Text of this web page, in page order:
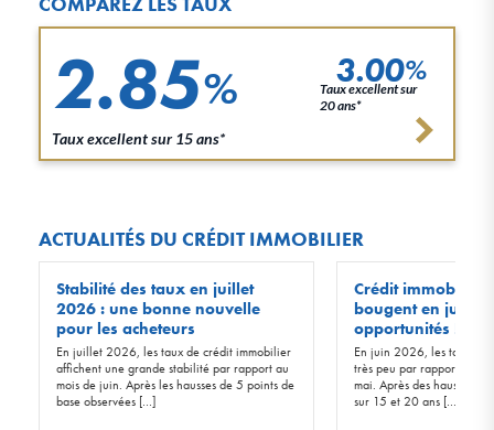
2.85%
Taux excellent sur 15 ans*
3.00%
Taux excellent sur
20 ans*
ACTUALITÉS DU CRÉDIT IMMOBILIER
Stabilité des taux en juillet
2026 : une bonne nouvelle
pour les acheteurs
En juillet 2026, les taux de crédit immobilier
affichent une grande stabilité par rapport au
mois de juin. Après les hausses de 5 points de
base observées […]
Crédit immobilier
bougent en juin
opportunités !
En juin 2026, les taux
très peu par rapport à
mai. Après des hausses
sur 15 et 20 ans […]